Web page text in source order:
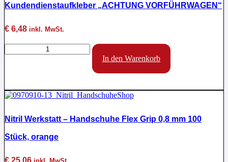
können
gewählt
werden
Kundendienstaufkleber „ACHTUNG VORFÜHRWAGEN“
€ 6,48 inkl. MwSt.
Kundendienstaufkleber
"ACHTUNG
In den Warenkorb
Nitril Werkstatt – Handschuhe Flex Grip 0,8 mm 100
Stück, orange
€ 25,06